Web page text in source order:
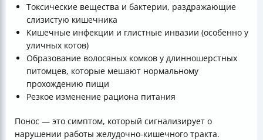
Токсические вещества и бактерии, раздражающие
слизистую кишечника
Кишечные инфекции и глистные инвазии (особенно у
уличных котов)
Образование волосяных комков у длинношерстных
питомцев, которые мешают нормальному
прохождению пищи
Резкое изменение рациона питания
Понос — это симптом, который сигнализирует о
нарушении работы желудочно-кишечного тракта.